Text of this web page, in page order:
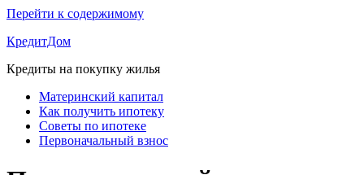
Перейти к содержимому
КредитДом
Кредиты на покупку жилья
Материнский капитал
Как получить ипотеку
Советы по ипотеке
Первоначальный взнос